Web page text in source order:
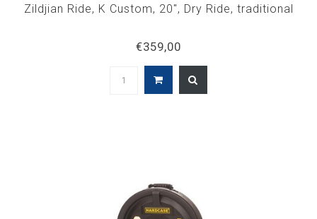
Zildjian Ride, K Custom, 20", Dry Ride, traditional
€359,00